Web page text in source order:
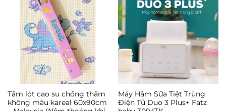
Tấm lót cao su chống thấm
không màu kareal 60x90cm
Máy Hâm Sữa Tiệt Trùng
Điện Tử Duo 3 Plus+ Fatz